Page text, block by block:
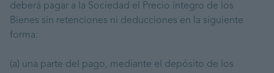
deberá pagar a la Sociedad el Precio íntegro de los
Bienes sin retenciones ni deducciones en la siguiente
forma:
(a) una parte del pago, mediante el depósito de los